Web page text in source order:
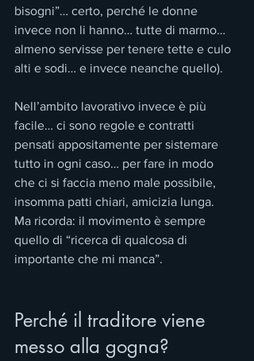
bisogni”… certo, perché le donne
invece non li hanno… tutte di marmo…
almeno servisse per tenere tette e culo
alti e sodi… e invece neanche quello).
Nell’ambito lavorativo invece è più
facile… ci sono regole e contratti
pensati appositamente per sistemare
tutto in ogni caso… per fare in modo
che ci si faccia meno male possibile,
insomma patti chiari, amicizia lunga.
Ma ricorda: il movimento è sempre
quello di “ricerca di qualcosa di
importante che mi manca”.
Perché il traditore viene
messo alla gogna?